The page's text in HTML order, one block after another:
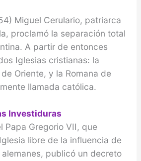
Miguel Cerulario, pa­triarca
proclamó la separación total
A partir de entonces
Iglesias cristianas: la
Oriente, y la Romana de
llamada católica.
Investiduras
Papa Gregorio VII, que
libre de la influencia de
publicó un decreto